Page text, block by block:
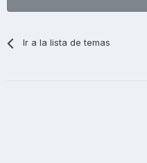
Ir a la lista de temas